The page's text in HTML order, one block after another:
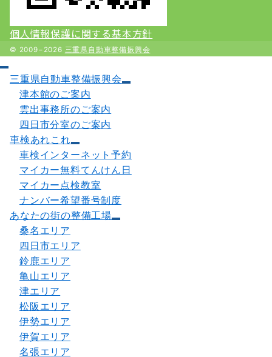
個人情報保護に関する基本方針
© 2009−2026 三重県自動車整備振興会
三重県自動車整備振興会
津本館のご案内
雲出事務所のご案内
四日市分室のご案内
車検あれこれ
車検インターネット予約
マイカー無料てんけん日
マイカー点検教室
ナンバー希望番号制度
あなたの街の整備工場
桑名エリア
四日市エリア
鈴鹿エリア
亀山エリア
津エリア
松阪エリア
伊勢エリア
伊賀エリア
名張エリア